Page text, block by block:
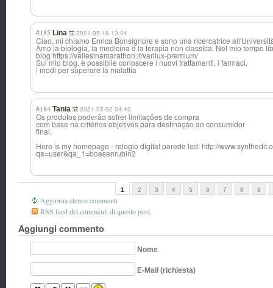
#185 Lina 2021-05-16 13:04
Ciao, mi chiamo Enrica Bonsignore e sono una ricercatrice
Amo la biologia, la medicina e la terapia non classica. Nel mio tempo
blog https://vallesinamarathon.it/varilux-premium/
Sul mio blog, è possibile conoscere i nuovi trattamenti, i farmaci,
i modi per superare la malattia
#184 Tania 2021-05-02 04:40
Os produtos poderão sofrer limitações de compra
com base na critérios objetivos para destinação ao consumidor
final.
Here is my homepage - relogio digital parede led: http://
qa=user&qa_1=boesenrubin2
1 2 3 4 5 6 7 8 9
Aggiorna elenco commenti
RSS feed dei commenti di questo post.
Aggiungi commento
Nome
E-Mail (richiesta)